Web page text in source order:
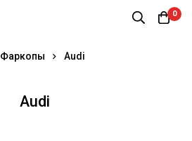
0
Фаркопы Audi
Audi